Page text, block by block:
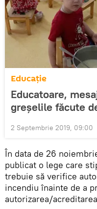
Educație
Educatoare,
greșelile făcute
2 Septembrie 2019, 09:00
În data de 26
publicat o lege care
trebuie să verifice
incendiu înainte de a
autorizarea/